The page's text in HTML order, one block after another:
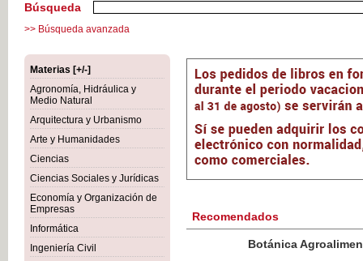
Búsqueda
>> Búsqueda avanzada
Materias [+/-]
Agronomía, Hidráulica y
Medio Natural
Arquitectura y Urbanismo
Arte y Humanidades
Ciencias
Ciencias Sociales y Jurídicas
Economía y Organización de
Empresas
Informática
Ingeniería Civil
Recomendados
Botánica Agroalimentaria